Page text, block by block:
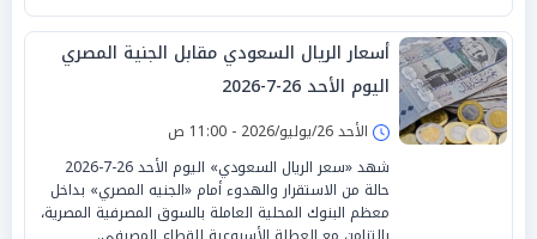
أسعار الريال السعودي مقابل الجنية المصري
اليوم الأحد 26-7-2026
الأحد 26/يوليو/2026 - 11:00 ص
شهد «سعر الريال السعودي» اليوم الأحد 26-7-2026
حالة من الاستقرار والهدوء أمام «الجنيه المصري» بداخل
معظم البنوك المحلية العاملة بالسوق المصرفية المصرية،